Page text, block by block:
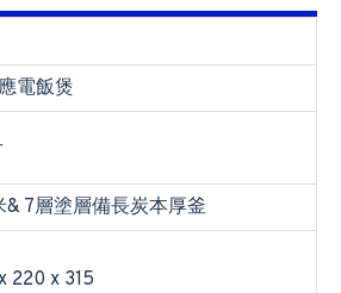
電飯煲
& 7層塗層備長炭本厚釜
220 x 315